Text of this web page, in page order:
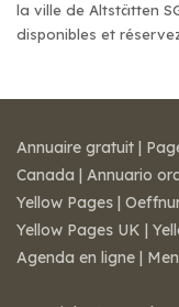
la ville de Altstätten
disponibles et
Annuaire gratuit |
Canada | Annuario
Yellow Pages |
Yellow Pages UK |
Agenda en ligne |